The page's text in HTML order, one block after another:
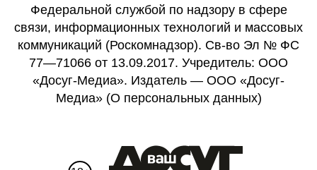
Федеральной службой по надзору в сфере
связи, информационных технологий и массовых
коммуникаций (Роскомнадзор). Св-во Эл № ФС
77—71066 от 13.09.2017. Учредитель: ООО
«Досуг-Медиа». Издатель — ООО «Досуг-
Медиа» (О персональных данных)